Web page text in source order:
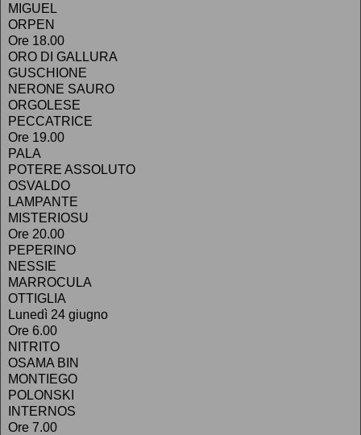
MIGUEL
ORPEN
Ore 18.00
ORO DI GALLURA
GUSCHIONE
NERONE SAURO
ORGOLESE
PECCATRICE
Ore 19.00
PALA
POTERE ASSOLUTO
OSVALDO
LAMPANTE
MISTERIOSU
Ore 20.00
PEPERINO
NESSIE
MARROCULA
OTTIGLIA
Lunedì 24 giugno
Ore 6.00
NITRITO
OSAMA BIN
MONTIEGO
POLONSKI
INTERNOS
Ore 7.00